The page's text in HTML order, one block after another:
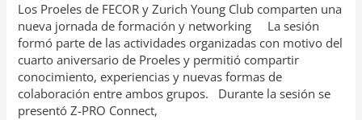
Los Proeles de FECOR y Zurich Young Club comparten una
nueva jornada de formación y networking La sesión
formó parte de las actividades organizadas con motivo del
cuarto aniversario de Proeles y permitió compartir
conocimiento, experiencias y nuevas formas de
colaboración entre ambos grupos. Durante la sesión se
presentó Z-PRO Connect,